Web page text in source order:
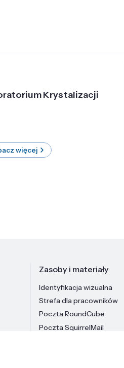
Krystalizacji
więcej
Zasoby i materiały
Identyfikacja wizualna
Strefa dla pracowników
Poczta RoundCube
Poczta SquirrelMail